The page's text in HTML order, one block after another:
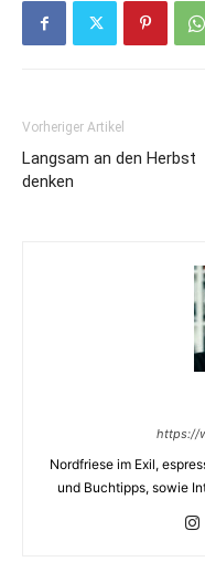
Vorheriger Artikel
Langsam an den Herbst
denken
https://
Nordfriese im Exil,
und Buchtipps, sowie